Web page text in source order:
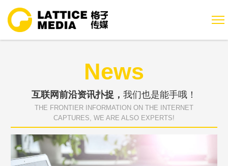
News
互联网前沿资讯扑捉， 我们也是能手哦！
THE FRONTIER INFORMATION ON THE INTERNET
CAPTURES, WE ARE ALSO EXPERTS!